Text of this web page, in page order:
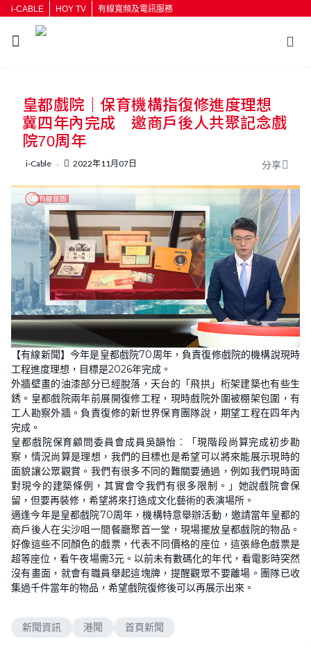
i-CABLE HOY TV 有線寬頻及電訊服務
按輸入鍵開始搜尋
皇都戲院｜保育機構指復修進度理想
冀四年內完成 邀商戶後人共聚記念戲
院70周年
i-Cable 2022年11月07日 分享
n
m
u
t
e
L
o
a
d
e
d
:
4
7
.
%
【有線新聞】今年是皇都戲院70周年，負責復修戲院的機構說現時
工程進度理想，目標是2026年完成。
外牆壁畫的油漆部分已經脫落，天台的「飛拱」桁架建築也有些生
銹。皇都戲院兩年前展開復修工程，現時戲院外圍被棚架包圍，有
工人勘察外牆。負責復修的新世界保育團隊說，期望工程在四年內
完成。
皇都戲院保育顧問委員會成員吳韻怡︰「現階段尚算完成初步勘
察，情況尚算是理想，我們的目標也是希望可以將來能展示現時的
面貌讓公眾觀賞。我們有很多不同的難關要通過，例如我們現時面
對現今的建築條例，其實會令我們有很多限制。」她說戲院會保
留，但要再裝修，希望將來打造成文化藝術的表演場所。
適逢今年是皇都戲院70周年，機構特意舉辦活動，邀請當年皇都的
商戶後人在尖沙咀一間餐廳聚首一堂，現場擺放皇都戲院的物品。
好像這些不同顏色的戲票，代表不同價格的座位，這張綠色戲票是
超等座位，看午夜場需3元。以前未有數碼化的年代，看電影時突然
沒有畫面，就會有職員舉起這塊牌，提醒觀眾不要離場。團隊已收
集過千件當年的物品，希望戲院復修後可以再展示出來。
新聞資訊 港聞 首頁新聞